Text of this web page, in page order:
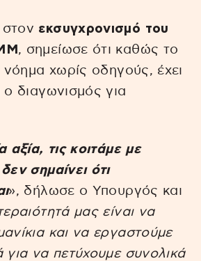
εκσυγχρονισμό του
, σημείωσε ότι καθώς το
νόημα χωρίς οδηγούς, έχει
διαγωνισμός για
αξία, τις κοιτάμε με
σημαίνει ότι
», δήλωσε ο Υπουργός και
μας είναι να
και να εργαστούμε
για να πετύχουμε συνολικά